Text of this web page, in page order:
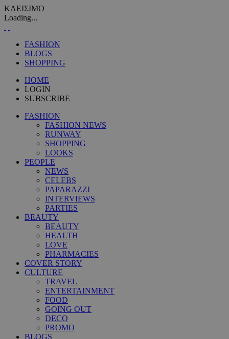
ΚΛΕΙΣΙΜΟ
Loading...
FASHION
BLOGS
SHOPPING
HOME
LOGIN
SUBSCRIBE
FASHION
FASHION NEWS
RUNWAY
SHOPPING
LOOKS
PEOPLE
NEWS
CELEBS
PAPARAZZI
INTERVIEWS
PARTIES
BEAUTY
BEAUTY
HEALTH
LOVE
PHARMACIES
COVER STORY
CULTURE
TRAVEL
ENTERTAINMENT
FOOD
GOING OUT
DECO
PROMO
BLOGS